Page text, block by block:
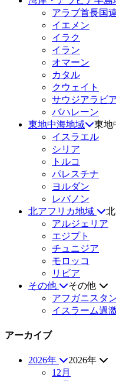
アラブ首長国
イエメン
イラク
イラン
オマーン
カタル
クウェイト
サウジアラビ
バハレーン
東地中海地域
東地
イスラエル
シリア
トルコ
パレスチナ
ヨルダン
レバノン
北アフリカ地域
アルジェリア
エジプト
チュニジア
モロッコ
リビア
その他
その他
アフガニスタ
イスラーム過
アーカイブ
2026年
2026年
12月